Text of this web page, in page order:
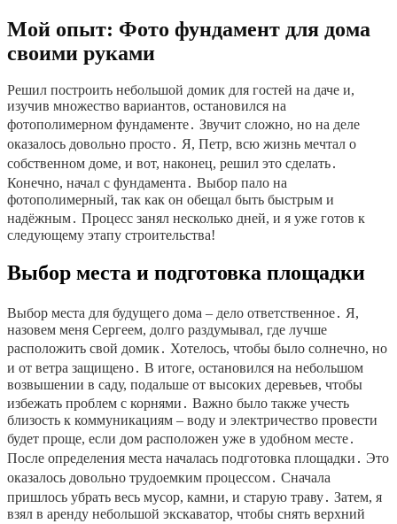
Мой опыт: Фото фундамент для дома
своими руками
Решил построить небольшой домик для гостей на даче и,
изучив множество вариантов, остановился на
фотополимерном фундаменте․ Звучит сложно, но на деле
оказалось довольно просто․ Я, Петр, всю жизнь мечтал о
собственном доме, и вот, наконец, решил это сделать․
Конечно, начал с фундамента․ Выбор пало на
фотополимерный, так как он обещал быть быстрым и
надёжным․ Процесс занял несколько дней, и я уже готов к
следующему этапу строительства!
Выбор места и подготовка площадки
Выбор места для будущего дома – дело ответственное․ Я,
назовем меня Сергеем, долго раздумывал, где лучше
расположить свой домик․ Хотелось, чтобы было солнечно, но
и от ветра защищено․ В итоге, остановился на небольшом
возвышении в саду, подальше от высоких деревьев, чтобы
избежать проблем с корнями․ Важно было также учесть
близость к коммуникациям – воду и электричество провести
будет проще, если дом расположен уже в удобном месте․
После определения места началась подготовка площадки․ Это
оказалось довольно трудоемким процессом․ Сначала
пришлось убрать весь мусор, камни, и старую траву․ Затем, я
взял в аренду небольшой экскаватор, чтобы снять верхний